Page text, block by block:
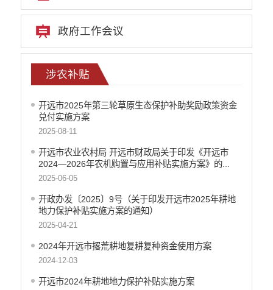
行政事业性收费
公务员管理
重大决策
财政资金直达基层
稳岗就业
应急预案
产品质量
公共文化服务
涉农补贴
疫情防控
养老服务
社会救助信息
政府工作会议
涉农补贴
开远市2025年第三轮草原生态保护补助奖励政策资金
兑付实施方案
2025-08-11
开远市农业农村局 开远市财政局关于印发《开远市
2024—2026年农机购置与应用补贴实施方案》的...
2025-06-05
开政办发〔2025〕9号（关于印发开远市2025年耕地
地力保护补贴实施方案的通知）
2025-04-21
2024年开远市撂荒耕地复耕复种资金使用方案
2024-12-03
开远市2024年耕地地力保护补贴实施方案